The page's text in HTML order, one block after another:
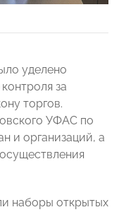
уделено
за
торгов.
УФАС по
и организаций, а
наборы открытых